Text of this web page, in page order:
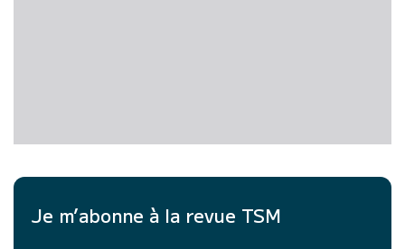
Je m’abonne à la revue TSM